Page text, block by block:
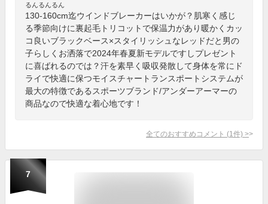
るんるんるん
130-160cm迄ウインドブレーカーはいかが？肌寒く感じ
る季節向けに裏起毛トリコットで保温力があり暖かくカッ
コ良いブラックベース×スタイリッシュなレッドだと男の
子らしくお洒落で2024年春夏新モデルですしプレゼント
に喜ばれるのでは？汗を素早く吸収発散して身体を常にド
ライで快適に保つモイスチャートランスポートシステムが
最大の特徴であるスポーツブランド/アンダーアーマーの
商品なので快適な着心地です！
全てのおすすめコメント (1 件) >
7